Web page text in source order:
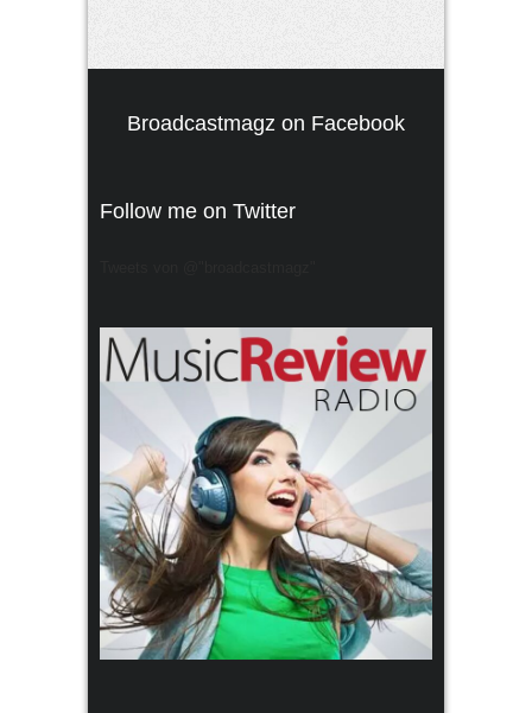
Broadcastmagz on Facebook
Follow me on Twitter